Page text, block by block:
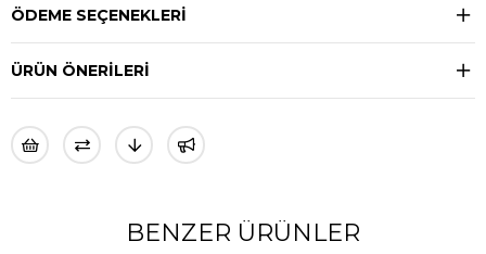
ÖDEME SEÇENEKLERI
ÜRÜN ÖNERILERI
BENZER ÜRÜNLER